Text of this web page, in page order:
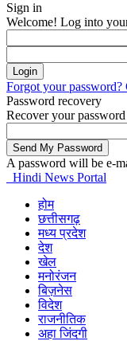
Sign in
Welcome! Log into
Forgot your password?
Password recovery
Recover your password
A password will be e-
Hindi News Portal
होम
छत्तीसगढ़
मध्य प्रदेश
देश
खेल
मनोरंजन
बिज़नेस
विदेश
राजनीतिक
अहा जिंदगी